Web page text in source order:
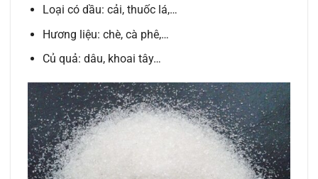
Loại có dầu: cải, thuốc lá,…
Hương liệu: chè, cà phê,…
Củ quả: dâu, khoai tây…